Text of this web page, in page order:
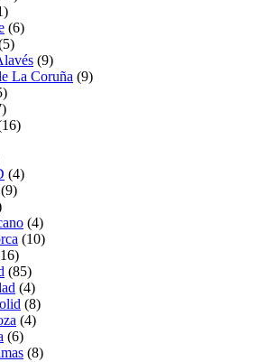
(6)
(9)
La Coruña (9)
(4)
(9)
(4)
(10)
(85)
(4)
(8)
(4)
(6)
(8)